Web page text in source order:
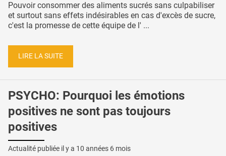
Pouvoir consommer des aliments sucrés sans culpabiliser
et surtout sans effets indésirables en cas d'excès de sucre,
c'est la promesse de cette équipe de l' ...
LIRE LA SUITE
PSYCHO: Pourquoi les émotions
positives ne sont pas toujours
positives
Actualité publiée il y a 10 années 6 mois